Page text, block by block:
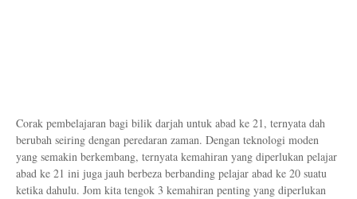
Corak pembelajaran bagi bilik darjah untuk abad ke 21, ternyata dah
berubah seiring dengan peredaran zaman. Dengan teknologi moden
yang semakin berkembang, ternyata kemahiran yang diperlukan pelajar
abad ke 21 ini juga jauh berbeza berbanding pelajar abad ke 20 suatu
ketika dahulu. Jom kita tengok 3 kemahiran penting yang diperlukan